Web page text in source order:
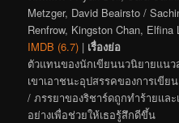
Metzger, David Beairsto /
Renfrow, Kingston Chan, Elfina
IMDB (6.7) | เรื่องย่อ
ตัวแทนของนักเขียนนวนิยายแน
เขาเอาชนะอุปสรรคของการเขี
/ ภรรยาของริชาร์ดถูกทำร้ายแล
อย่างเพื่อช่วยให้เธอรู้สึกดีขึ้น